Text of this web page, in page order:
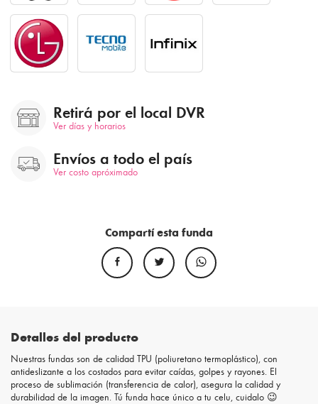
Retirá por el local DVR
Ver días y horarios
Envíos a todo el país
Ver costo apróximado
Compartí esta funda
Detalles del producto
Nuestras fundas son de calidad TPU (poliuretano termoplástico), con
antideslizante a los costados para evitar caídas, golpes y rayones. El
proceso de sublimación (transferencia de calor), asegura la calidad y
durabilidad de la imagen. Tú funda hace único a tu celu, cuidalo 😉